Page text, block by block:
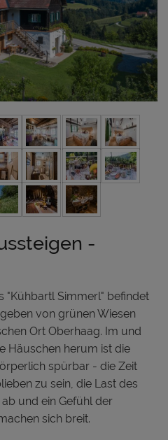
-
"Kühbartl Simmerl" befindet
von grünen Wiesen
Ort Oberhaag. Im und
Häuschen herum ist die
spürbar - die Zeit
zu sein, die Last des
und ein Gefühl der
sich breit.